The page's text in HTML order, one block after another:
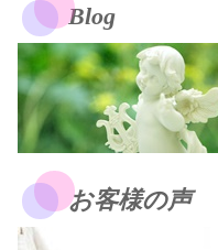
Blog
お客様の声